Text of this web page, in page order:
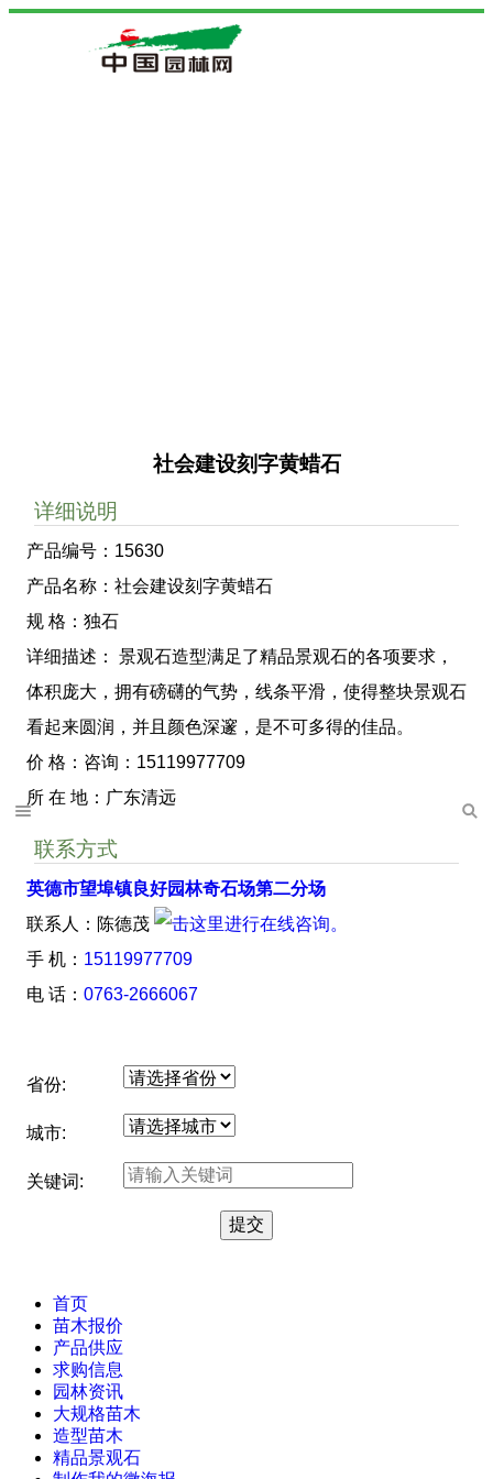
社会建设刻字黄蜡石
详细说明
产品编号：15630
产品名称：社会建设刻字黄蜡石
规 格：独石
详细描述： 景观石造型满足了精品景观石的各项要求，
体积庞大，拥有磅礴的气势，线条平滑，使得整块景观石
看起来圆润，并且颜色深邃，是不可多得的佳品。
价 格：咨询：15119977709
所 在 地：广东清远
联系方式
英德市望埠镇良好园林奇石场第二分场
联系人：陈德茂
手 机： 15119977709
电 话： 0763-2666067
省份:
城市:
关键词:
首页
苗木报价
产品供应
求购信息
园林资讯
大规格苗木
造型苗木
精品景观石